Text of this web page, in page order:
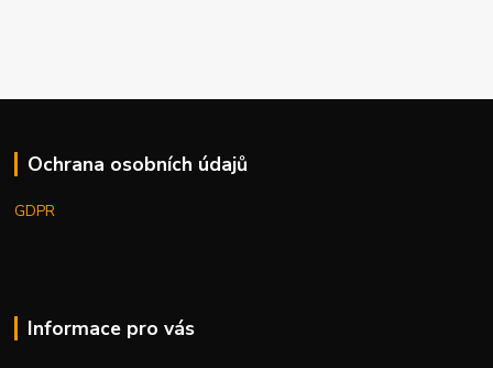
Ochrana osobních údajů
GDPR
Informace pro vás